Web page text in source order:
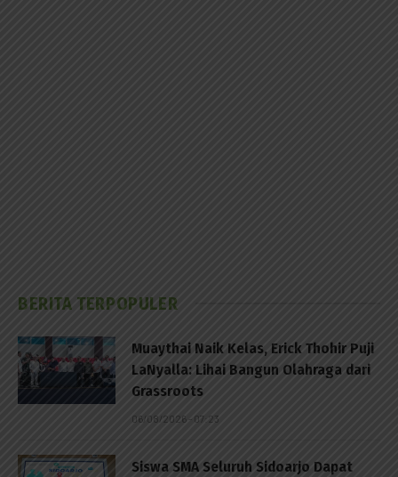
BERITA TERPOPULER
Muaythai Naik Kelas, Erick Thohir Puji
LaNyalla: Lihai Bangun Olahraga dari
Grassroots
06/08/2026 - 07:23
Siswa SMA Seluruh Sidoarjo Dapat